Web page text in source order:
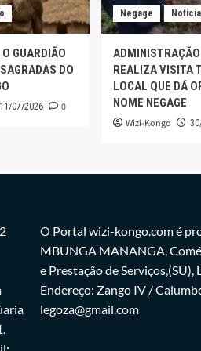
GUARDIÃO
DO
11/07/2026 0
Negage
REALIZA VISITA
LOCAL QUE DÁ
NOME NEGAGE
Wizi-Kongo
O Portal wizi-kongo.com é
MBUNGA MANANGA,
e Prestação de
Endereço: Zango IV /
legoza@gmail.com